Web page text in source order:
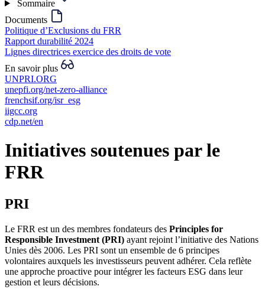
Sommaire
Documents
Politique d’Exclusions du FRR
Rapport durabilité 2024
Lignes directrices exercice des droits de vote
En savoir plus
UNPRI.ORG
unepfi.org/net-zero-alliance
frenchsif.org/isr_esg
iigcc.org
cdp.net/en
Initiatives soutenues par le
FRR
PRI
Le FRR est un des membres fondateurs des Principles for
Responsible Investment (PRI) ayant rejoint l’initiative des Nations
Unies dès 2006. Les PRI sont un ensemble de 6 principes
volontaires auxquels les investisseurs peuvent adhérer. Cela reflète
une approche proactive pour intégrer les facteurs ESG dans leur
gestion et leurs décisions.